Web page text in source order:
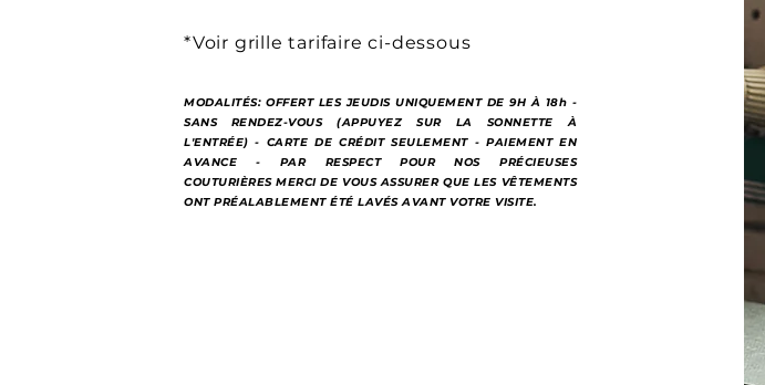
*Voir grille tarifaire ci-dessous
MODALITÉS: OFFERT LES JEUDIS UNIQUEMENT DE 9H À 18h -
SANS RENDEZ-VOUS (APPUYEZ SUR LA SONNETTE À
L'ENTRÉE) - CARTE DE CRÉDIT SEULEMENT - PAIEMENT EN
AVANCE - PAR RESPECT POUR NOS PRÉCIEUSES
COUTURIÈRES MERCI DE VOUS ASSURER QUE LES VÊTEMENTS
ONT PRÉALABLEMENT ÉTÉ LAVÉS AVANT VOTRE VISITE.